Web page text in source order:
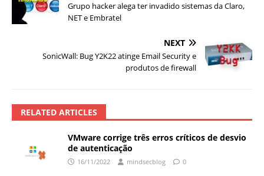
Grupo hacker alega ter invadido sistemas da Claro,
NET e Embratel
NEXT
SonicWall: Bug Y2K22 atinge Email Security e
produtos de firewall
RELATED ARTICLES
VMware corrige três erros críticos de desvio
de autenticação
16/11/2022 mindsecblog 0